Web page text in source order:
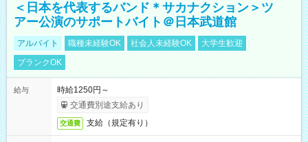
＜日本を代表するバンド＊サカナクション＞ツ
アー公演のサポートバイト＠日本武道館
アルバイト 職種未経験OK 社会人未経験OK
大学生歓迎
ブランクOK
給与
時給1250円～
交通費別途支給あり
交通費 支給（規定有り）